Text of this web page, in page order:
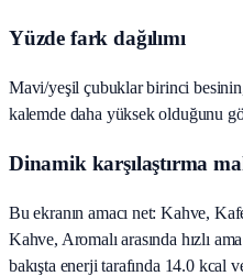
Yüzde fark dağılımı
Mavi/yeşil çubuklar birinci
kalemde daha yüksek olduğunu
Dinamik karşılaştırma
Bu ekranın amacı net: Kahve,
Kahve, Aromalı arasında hızlı
bakışta enerji tarafında 14.0 kcal